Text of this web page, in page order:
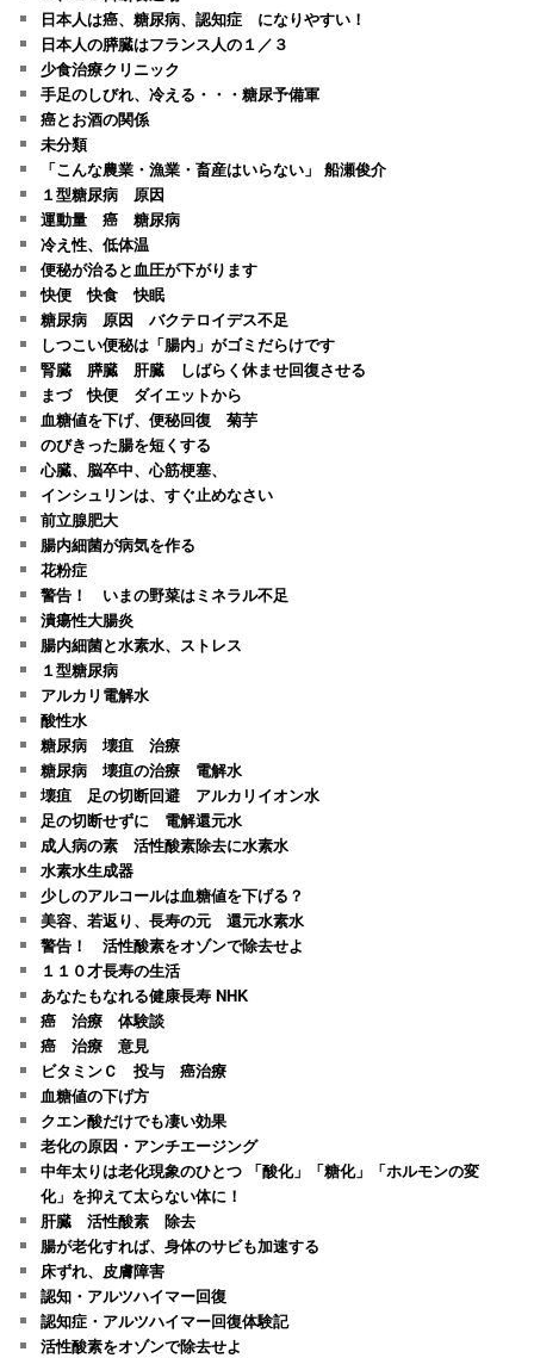
日本人は癌、糖尿病、認知症 になりやすい！
日本人の膵臓はフランス人の１／３
少食治療クリニック
手足のしびれ、冷える・・・糖尿予備軍
癌とお酒の関係
未分類
「こんな農業・漁業・畜産はいらない」 船瀬俊介
１型糖尿病 原因
運動量 癌 糖尿病
冷え性、低体温
便秘が治ると血圧が下がります
快便 快食 快眠
糖尿病 原因 バクテロイデス不足
しつこい便秘は「腸内」がゴミだらけです
腎臓 膵臓 肝臓 しばらく休ませ回復させる
まづ 快便 ダイエットから
血糖値を下げ、便秘回復 菊芋
のびきった腸を短くする
心臓、脳卒中、心筋梗塞、
インシュリンは、すぐ止めなさい
前立腺肥大
腸内細菌が病気を作る
花粉症
警告！ いまの野菜はミネラル不足
潰瘍性大腸炎
腸内細菌と水素水、ストレス
１型糖尿病
アルカリ電解水
酸性水
糖尿病 壊疽 治療
糖尿病 壊疽の治療 電解水
壊疽 足の切断回避 アルカリイオン水
足の切断せずに 電解還元水
成人病の素 活性酸素除去に水素水
水素水生成器
少しのアルコールは血糖値を下げる？
美容、若返り、長寿の元 還元水素水
警告！ 活性酸素をオゾンで除去せよ
１１０才長寿の生活
あなたもなれる健康長寿 NHK
癌 治療 体験談
癌 治療 意見
ビタミンＣ 投与 癌治療
血糖値の下げ方
クエン酸だけでも凄い効果
老化の原因・アンチエージング
中年太りは老化現象のひとつ 「酸化」「糖化」「ホルモンの変
化」を抑えて太らない体に！
肝臓 活性酸素 除去
腸が老化すれば、身体のサビも加速する
床ずれ、皮膚障害
認知・アルツハイマー回復
認知症・アルツハイマー回復体験記
活性酸素をオゾンで除去せよ